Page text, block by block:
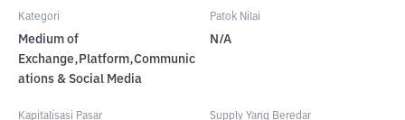
Kategori
Medium of
Exchange,Platform,Communic
ations & Social Media
Patok Nilai
N/A
Kapitalisasi Pasar Supply Yang Beredar